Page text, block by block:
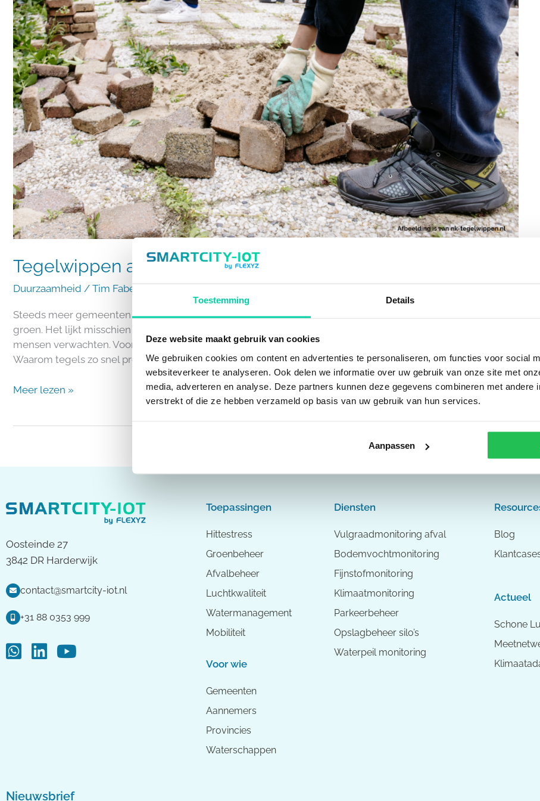
Toestemming Details
Deze website maakt gebruik van cookies
We gebruiken cookies om content en advertenties te personaliseren, om functies voor social
websiteverkeer te analyseren. Ook delen we informatie over uw gebruik van onze site met
media, adverteren en analyse. Deze partners kunnen deze gegevens combineren met andere
verstrekt of die ze hebben verzameld op basis van uw gebruik van hun services.
Aanpassen
Tegelwippen als eerste stap naar meer groen
Duurzaamheid / Tim Faber
Steeds meer gemeenten moedigen inwoners op om tegels uit de tuin te halen en ruimte te maken voor
groen. Het lijkt misschien een kleine stap, maar het effect op de leefomgeving is vaak groter dan veel
mensen verwachten. Vooral tijdens hittegolven en piekbuien maakt een groene tuin duidelijk het verschil.
Waarom tegels zo snel problemen […]
groen
Meer lezen »
Oosteinde 27
3842 DR Harderwijk
contact@smartcity-iot.nl
+31 88 0353 999
Toepassingen
Hittestress
Groenbeheer
Afvalbeheer
Luchtkwaliteit
Watermanagement
Mobiliteit
Voor wie
Gemeenten
Aannemers
Provincies
Waterschappen
Diensten
Vulgraadmonitoring afval
Bodemvochtmonitoring
Fijnstofmonitoring
Klimaatmonitoring
Parkeerbeheer
Opslagbeheer silo’s
Waterpeil monitoring
Blog
Actueel
Schone
Nieuwsbrief